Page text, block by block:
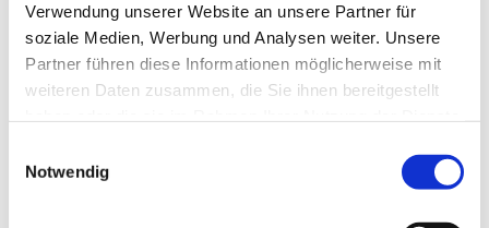
Verwendung unserer Website an unsere Partner für
soziale Medien, Werbung und Analysen weiter. Unsere
Partner führen diese Informationen möglicherweise mit
weiteren Daten zusammen, die Sie ihnen bereitgestellt
Notwendig